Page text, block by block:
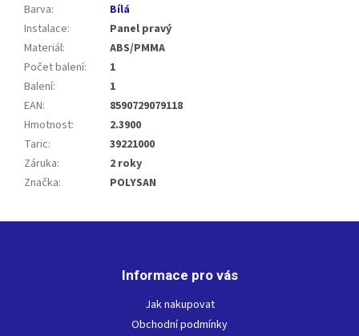
Barva:
Bílá
Instalace:
Panel pravý
Materiál:
ABS/PMMA
Počet balení:
1
Balení:
1
EAN:
8590729079118
Hmotnost:
2.3900
Taric:
39221000
Záruka:
2 roky
Značka: POLYSAN
Informace pro vás
Jak nakupovat
Obchodní podmínky